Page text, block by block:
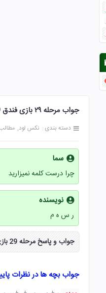
جواب مرحله ۲۹ بازی فندق 29 بیست و نه پاسخ
دسته بندی : نکس لود
سما
چرا درست کلمه نمیزارید
نویسنده
ر س ه م
جواب و پاسخ مرحله 29 بازی فندق بیست و نه ۲۹ به صورت مراحل کامل از سایت نکس لود دریافت کنید.
جواب بچه ها در نظرات